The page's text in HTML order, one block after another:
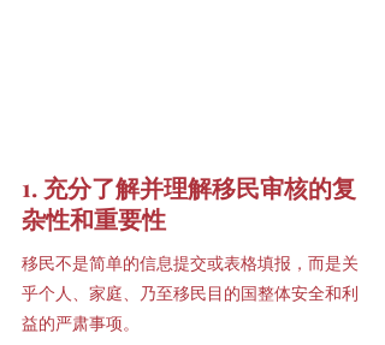
1. 充分了解并理解移民审核的复
杂性和重要性
移民不是简单的信息提交或表格填报，而是关
乎个人、家庭、乃至移民目的国整体安全和利
益的严肃事项。